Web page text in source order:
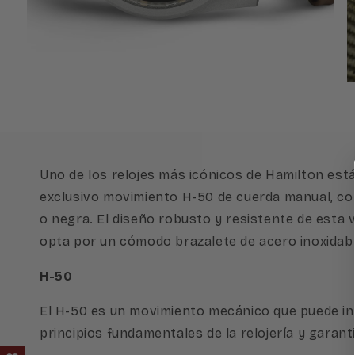
modal
Uno de los relojes más icónicos de Hamilton
exclusivo movimiento H-50 de cuerda manual,
o negra. El diseño robusto y resistente de esta
opta por un cómodo brazalete de acero
H-50
El H-50 es un movimiento mecánico que puede
principios fundamentales de la relojería y